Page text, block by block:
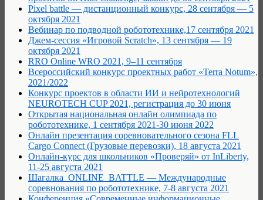
Pixel battle — дистанционный конкурс, 28 сентября — 5
октября 2021
Вебинар по подводной робототехнике,17 сентября 2021
Джем-сессия «Игровой Scratch», 13 сентября — 19
октября 2021
RRO Online WRO 2021, 9–11 сентября
Всероссийский конкурс проектных работ «Terra Notum»,
2021/2022
Конкурс проектов в области ИИ и нейротехнологий
NEUROTECH CUP 2021, регистрация до 30 июня
Открытая национальная онлайн олимпиада по
робототехнике, 1 сентября 2021-30 июня 2022
Онлайн презентация соревновательного сезона FLL
Cargo Connect (Грузовые перевозки), 18 августа 2021
Онлайн-курс для школьников «Проверяй» от InLiberty,
11-25 августа 2021
Шагалка_ONLINE_BATTLE — Международные
соревнования по робототехнике, 7-8 августа 2021